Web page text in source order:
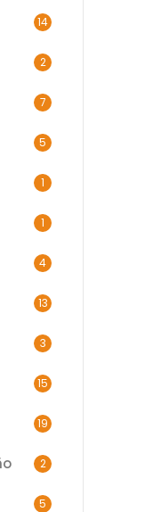
14
2
7
5
1
1
4
13
3
15
19
2
5